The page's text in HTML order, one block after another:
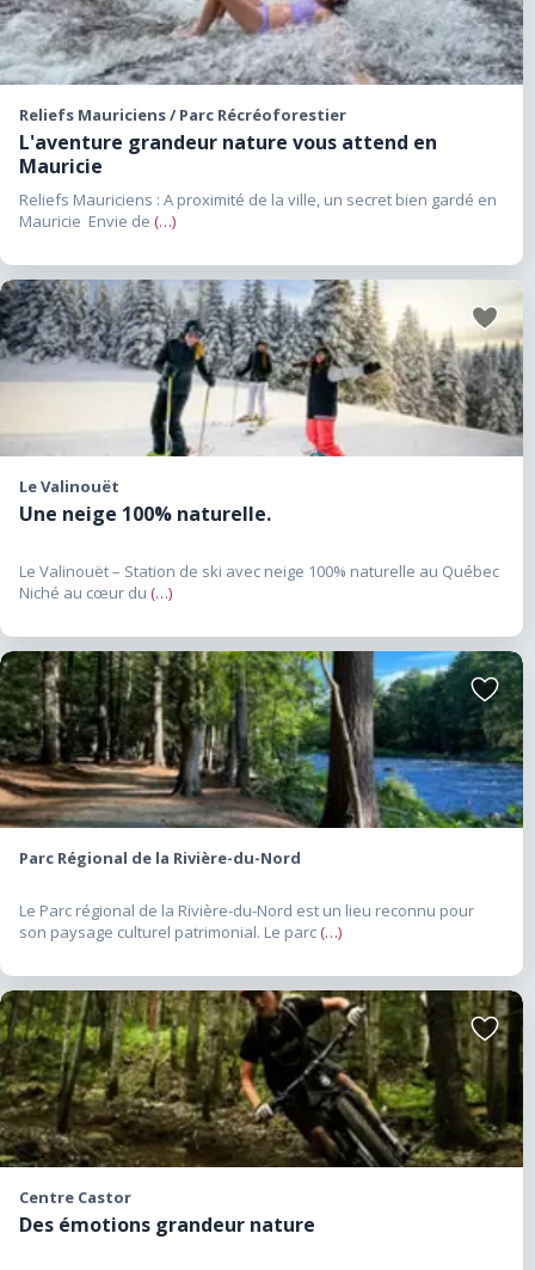
Reliefs Mauriciens / Parc Récréoforestier
L'aventure grandeur nature vous attend en
Mauricie
Reliefs Mauriciens : A proximité de la ville, un secret bien gardé en
Mauricie Envie de (…)
Ajouter
aux
favoris
Le Valinouët
Une neige 100% naturelle.
Le Valinouët – Station de ski avec neige 100% naturelle au Québec
Niché au cœur du (…)
Ajouter
aux
favoris
Parc Régional de la Rivière-du-Nord
Le Parc régional de la Rivière-du-Nord est un lieu reconnu pour
son paysage culturel patrimonial. Le parc(…)
Ajouter
aux
favoris
Centre Castor
Des émotions grandeur nature